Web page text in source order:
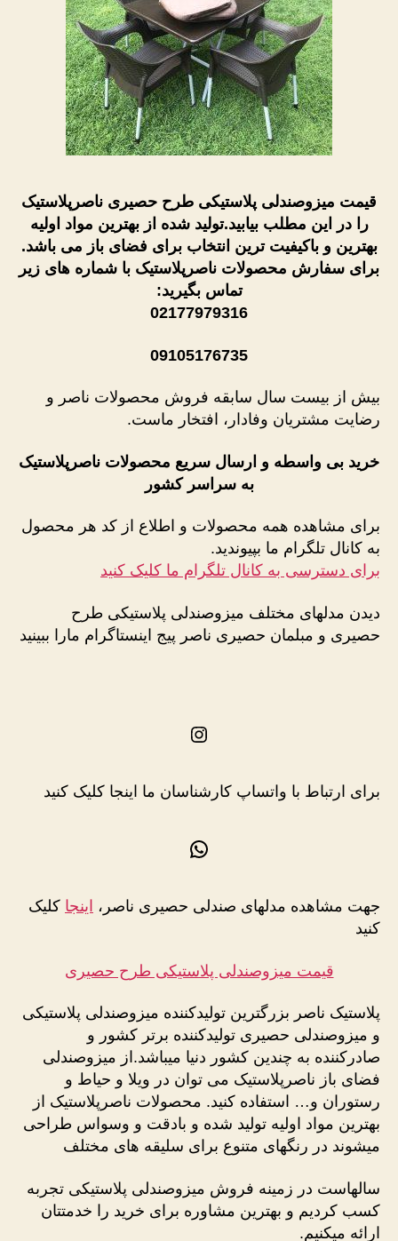
قیمت میزوصندلی پلاستیکی طرح حصیری ناصرپلاستیک
را در این مطلب بیابید.تولید شده از بهترین مواد اولیه
بهترین و باکیفیت ترین انتخاب برای فضای باز می باشد.
برای سفارش محصولات ناصرپلاستیک با شماره های زیر
تماس بگیرید:
02177979316
09105176735
بیش از بیست سال سابقه فروش محصولات ناصر و
رضایت مشتریان وفادار، افتخار ماست.
خرید بی واسطه و ارسال سریع محصولات ناصرپلاستیک
به سراسر کشور
برای مشاهده همه محصولات و اطلاع از کد هر محصول
به کانال تلگرام ما بپیوندید.
برای دسترسی به کانال تلگرام ما کلیک کنید
دیدن مدلهای مختلف میزوصندلی پلاستیکی طرح
حصیری و مبلمان حصیری ناصر پیج اینستاگرام مارا ببینید
اینستاگرم
برای ارتباط با واتساپ کارشناسان ما اینجا کلیک کنید
واتس‌اپ
جهت مشاهده مدلهای صندلی حصیری ناصر، اینجا کلیک
کنید
قیمت میزوصندلی پلاستیکی طرح حصیری
پلاستیک ناصر بزرگترین تولیدکننده میزوصندلی پلاستیکی
و میزوصندلی حصیری تولیدکننده برتر کشور و
صادرکننده به چندین کشور دنیا میباشد.از میزوصندلی
فضای باز ناصرپلاستیک می توان در ویلا و حیاط و
رستوران و… استفاده کنید. محصولات ناصرپلاستیک از
بهترین مواد اولیه تولید شده و بادقت و وسواس طراحی
میشوند در رنگهای متنوع برای سلیقه های مختلف
سالهاست در زمینه فروش میزوصندلی پلاستیکی تجربه
کسب کردیم و بهترین مشاوره برای خرید را خدمتتان
ارائه میکنیم.